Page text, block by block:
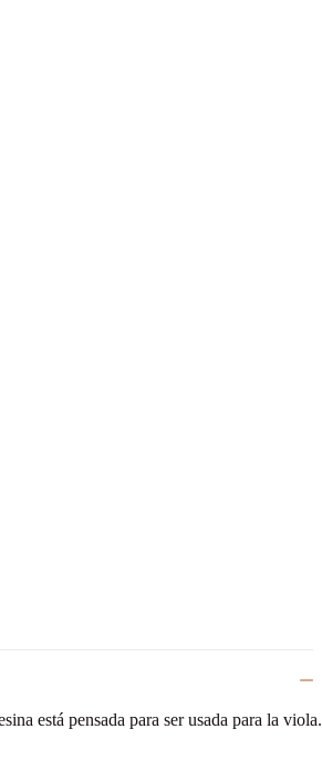
está pensada para ser usada para la viola.